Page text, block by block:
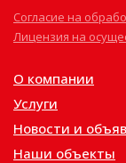
Согласие на
Лицензия на
О компании
Услуги
Новости и
Наши объекты